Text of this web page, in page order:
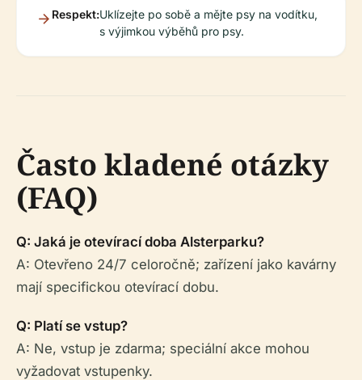
Respekt:Uklízejte po sobě a mějte psy na vodítku,
s výjimkou výběhů pro psy.
Často kladené otázky
(FAQ)
Q: Jaká je otevírací doba Alsterparku?
A: Otevřeno 24/7 celoročně; zařízení jako kavárny
mají specifickou otevírací dobu.
Q: Platí se vstup?
A: Ne, vstup je zdarma; speciální akce mohou
vyžadovat vstupenky.